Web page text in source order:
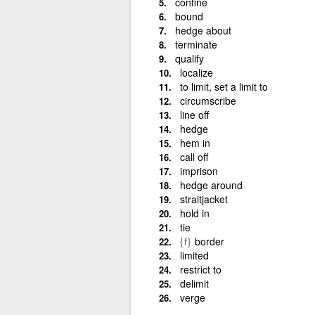
bound
hedge about
terminate
qualify
localize
to limit, set a limit to
circumscribe
line off
hedge
hem in
call off
imprison
hedge around
straitjacket
hold in
tie
{f} border
limited
restrict to
delimit
verge